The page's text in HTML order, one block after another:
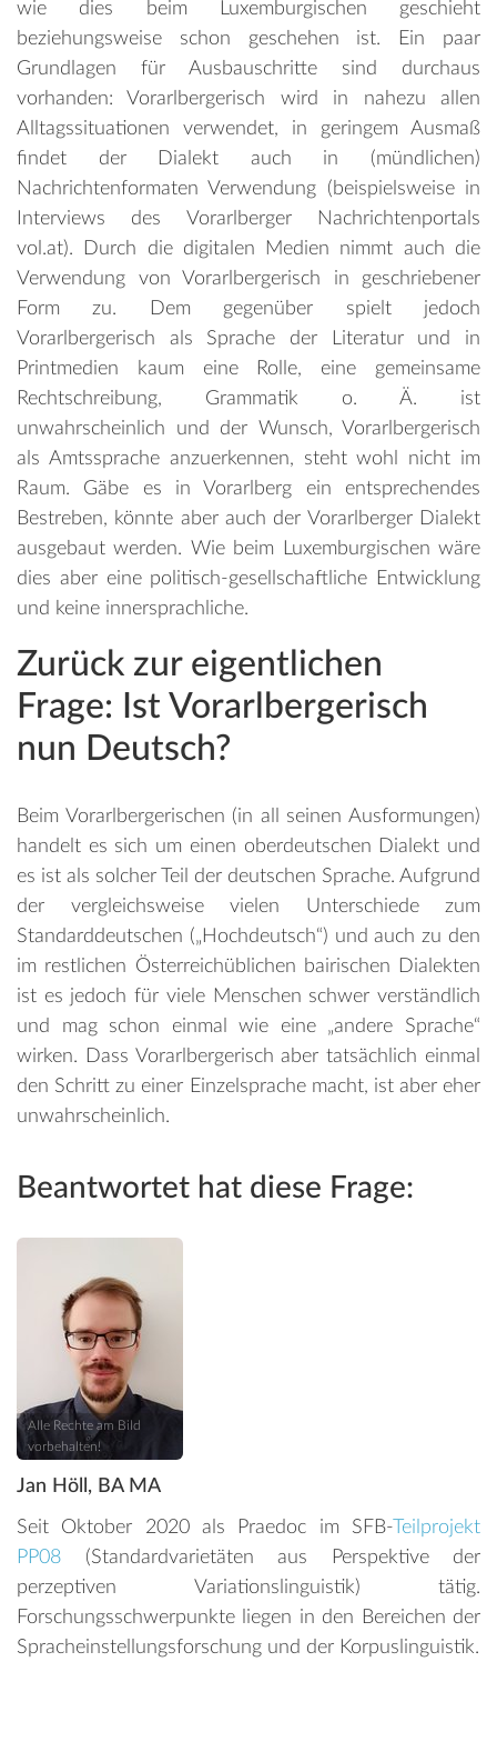
wie dies beim Luxemburgischen geschieht
beziehungsweise schon geschehen ist. Ein paar
Grundlagen für Ausbauschritte sind durchaus
vorhanden: Vorarlbergerisch wird in nahezu allen
Alltagssituationen verwendet, in geringem Ausmaß
findet der Dialekt auch in (mündlichen)
Nachrichtenformaten Verwendung (beispielsweise in
Interviews des Vorarlberger Nachrichtenportals
vol.at). Durch die digitalen Medien nimmt auch die
Verwendung von Vorarlbergerisch in geschriebener
Form zu. Dem gegenüber spielt jedoch
Vorarlbergerisch als Sprache der Literatur und in
Printmedien kaum eine Rolle, eine gemeinsame
Rechtschreibung, Grammatik o. Ä. ist
unwahrscheinlich und der Wunsch, Vorarlbergerisch
als Amtssprache anzuerkennen, steht wohl nicht im
Raum. Gäbe es in Vorarlberg ein entsprechendes
Bestreben, könnte aber auch der Vorarlberger Dialekt
ausgebaut werden. Wie beim Luxemburgischen wäre
dies aber eine politisch-gesellschaftliche Entwicklung
und keine innersprachliche.
Zurück zur eigentlichen
Frage: Ist Vorarlbergerisch
nun Deutsch?
Beim Vorarlbergerischen (in all seinen Ausformungen)
handelt es sich um einen oberdeutschen Dialekt und
es ist als solcher Teil der deutschen Sprache. Aufgrund
der vergleichsweise vielen Unterschiede zum
Standarddeutschen („Hochdeutsch“) und auch zu den
im restlichen Österreichüblichen bairischen Dialekten
ist es jedoch für viele Menschen schwer verständlich
und mag schon einmal wie eine „andere Sprache“
wirken. Dass Vorarlbergerisch aber tatsächlich einmal
den Schritt zu einer Einzelsprache macht, ist aber eher
unwahrscheinlich.
Beantwortet hat diese Frage:
Alle Rechte am Bild
vorbehalten!
Jan Höll, BA MA
Seit Oktober 2020 als Praedoc im SFB- Teilprojekt
PP08 (Standardvarietäten aus Perspektive der
perzeptiven Variationslinguistik) tätig.
Forschungsschwerpunkte liegen in den Bereichen der
Spracheinstellungsforschung und der Korpuslinguistik.